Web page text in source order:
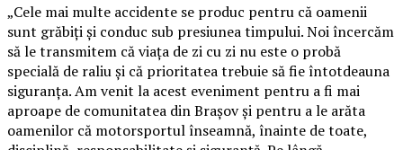
„Cele mai multe accidente se produc pentru că oamenii
sunt grăbiți și conduc sub presiunea timpului. Noi încercăm
să le transmitem că viața de zi cu zi nu este o probă
specială de raliu și că prioritatea trebuie să fie întotdeauna
siguranța. Am venit la acest eveniment pentru a fi mai
aproape de comunitatea din Brașov și pentru a le arăta
oamenilor că motorsportul înseamnă, înainte de toate,